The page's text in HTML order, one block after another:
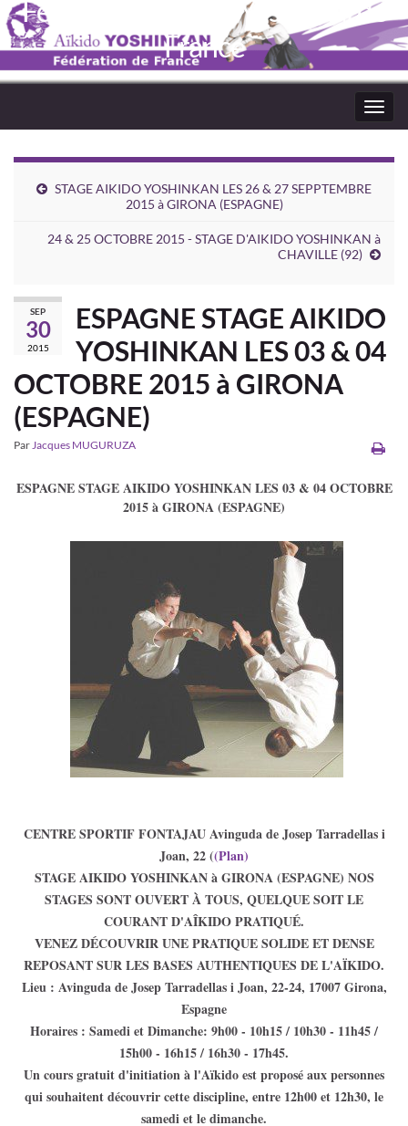
Fédération Aïkido Yoshinkaï de
France
STAGE AIKIDO YOSHINKAN LES 26 & 27 SEPPTEMBRE
2015 à GIRONA (ESPAGNE)
24 & 25 OCTOBRE 2015 - STAGE D'AIKIDO YOSHINKAN à
CHAVILLE (92)
SEP
30
2015
ESPAGNE STAGE AIKIDO
YOSHINKAN LES 03 & 04
OCTOBRE 2015 à GIRONA
(ESPAGNE)
ParJacques MUGURUZA
ESPAGNE STAGE AIKIDO YOSHINKAN LES 03 & 04 OCTOBRE
2015 à GIRONA (ESPAGNE)
CENTRE SPORTIF FONTAJAU Avinguda de Josep Tarradellas i
Joan, 22 ((Plan)
STAGE AIKIDO YOSHINKAN à GIRONA (ESPAGNE) NOS
STAGES SONT OUVERT À TOUS, QUELQUE SOIT LE
COURANT D'AÎKIDO PRATIQUÉ.
VENEZ DÉCOUVRIR UNE PRATIQUE SOLIDE ET DENSE
REPOSANT SUR LES BASES AUTHENTIQUES DE L'AÏKIDO.
Lieu : Avinguda de Josep Tarradellas i Joan, 22-24, 17007 Girona,
Espagne
Horaires : Samedi et Dimanche: 9h00 - 10h15 / 10h30 - 11h45 /
15h00 - 16h15 / 16h30 - 17h45.
Un cours gratuit d'initiation à l'Aïkido est proposé aux personnes
qui souhaitent découvrir cette discipline, entre 12h00 et 12h30, le
samedi et le dimanche.